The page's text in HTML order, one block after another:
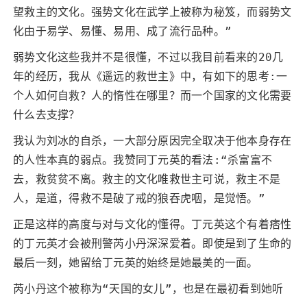
望救主的文化。强势文化在武学上被称为秘笈，而弱势文
化由于易学、易懂、易用、成了流行品种。”
弱势文化这些我并不是很懂，不过以我目前看来的20几
年的经历，我从《遥远的救世主》中，有如下的思考:一
个人如何自救？人的惰性在哪里？而一个国家的文化需要
什么去支撑？
我认为刘冰的自杀，一大部分原因完全取决于他本身存在
的人性本真的弱点。我赞同丁元英的看法:“杀富富不
去，救贫贫不离。救主的文化唯救世主可说，救主不是
人，是道，得救不是破了戒的狼吞虎咽，是觉悟。”
正是这样的高度与对与文化的懂得。丁元英这个有着痞性
的丁元英才会被刑警芮小丹深深爱着。即使是到了生命的
最后一刻，她留给丁元英的始终是她最美的一面。
芮小丹这个被称为“天国的女儿”，也是在最初看到她听